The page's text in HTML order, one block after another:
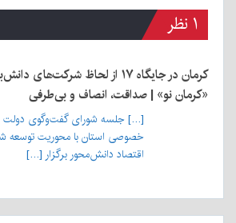
۱ نظر
کرمان در جایگاه ۱۷ از لحاظ
«کرمان نو» | صداقت، انصاف و بی‌طرفی
[…] جلسه شورای گفت‌وگوی
خصوصی استان با محوریت توسعه
اقتصاد دانش‌محور برگزار […]